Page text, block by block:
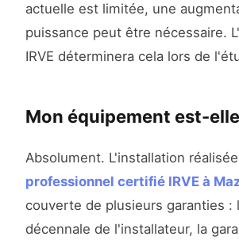
actuelle est limitée, une
puissance peut être nécessaire.
IRVE déterminera cela lors de
Mon équipement est-
Absolument. L'installation
professionnel certifié IRVE à
couverte de plusieurs garanties :
décennale de l'installateur, la